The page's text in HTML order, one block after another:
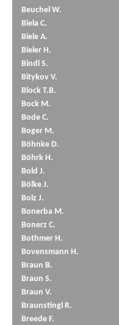
Beuchel W.
Biela C.
Biele A.
Bieler H.
Bindl S.
Bitykov V.
Block T.B.
Bock M.
Bode C.
Boger M.
Böhnke D.
Böhrk H.
Bold J.
Bölke J.
Bolz J.
Bonerba M.
Bonerz C.
Bothmer H.
Bovensmann H.
Braun B.
Braun S.
Braun V.
Braunstingl R.
Breede F.